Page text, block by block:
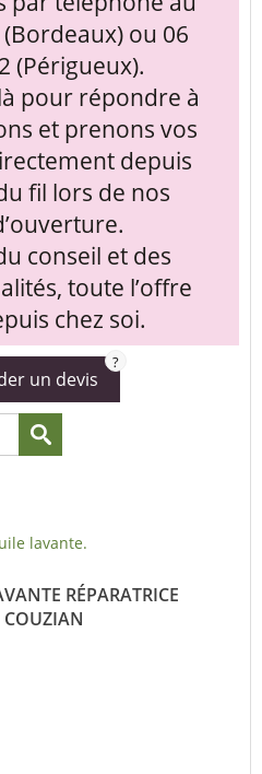
ou 06
(Périgueux).
pour répondre à
et prenons vos
depuis
fil lors de nos
conseil et des
toute l’offre
chez soi.
un devis
?
lavante.
RÉPARATRICE
COUZIAN